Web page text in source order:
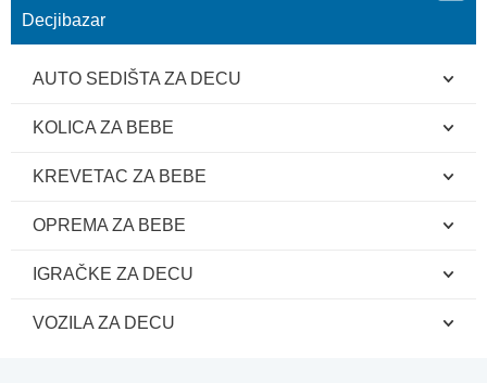
Decjibazar
AUTO SEDIŠTA ZA DECU
KOLICA ZA BEBE
KREVETAC ZA BEBE
OPREMA ZA BEBE
IGRAČKE ZA DECU
VOZILA ZA DECU